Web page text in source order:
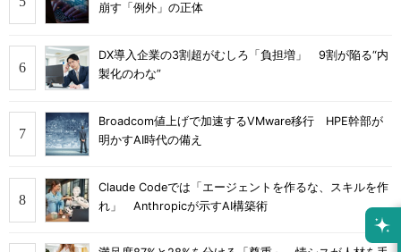
崩す「例外」の正体
DX導入企業の3割超がむしろ「負担増」 9割が陥る“内
製化のわな”
Broadcom値上げで加速するVMware移行 HPE幹部が
明かすAI時代の備え
Claude Codeでは「エージェントを作るな、スキルを作
れ」 Anthropicが示すAI構築術